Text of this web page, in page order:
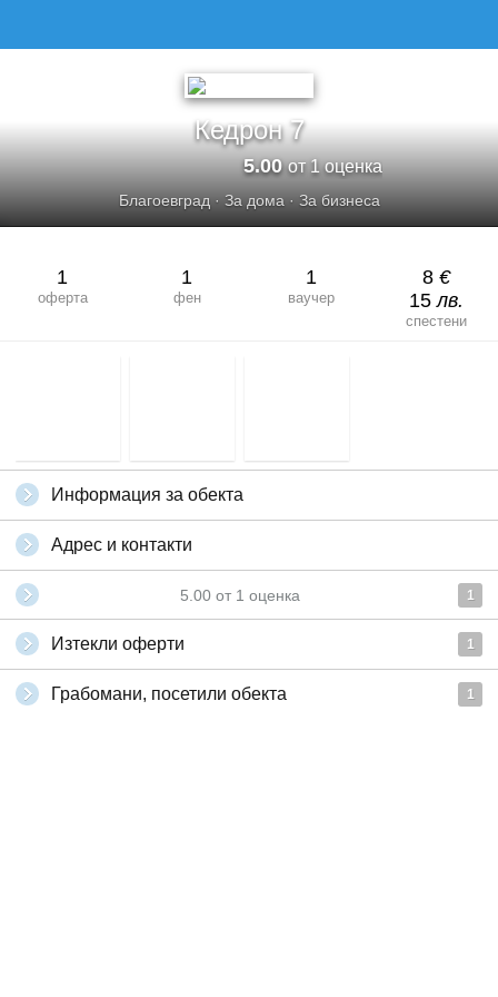
Кедрон 7
5.00от 1 оценка
Благоевград· За дома· За бизнеса
1
оферта
1
фен
1
ваучер
8 €
15лв.
спестени
Информация за обекта
Адрес и контакти
5.00 от 1 оценка 1
Изтекли оферти 1
Грабомани, посетили обекта 1